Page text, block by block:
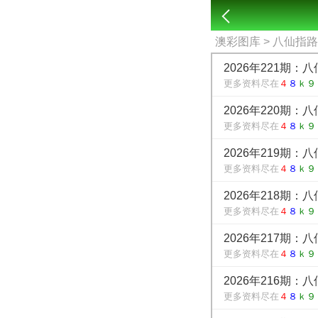
澳彩图库 > 八仙指
2026年221期：八
更多资料尽在 ４ ８ ｋ９
2026年220期：八
更多资料尽在 ４ ８ ｋ９
2026年219期：八
更多资料尽在 ４ ８ ｋ９
2026年218期：八
更多资料尽在 ４ ８ ｋ９
2026年217期：八
更多资料尽在 ４ ８ ｋ９
2026年216期：八
更多资料尽在 ４ ８ ｋ９